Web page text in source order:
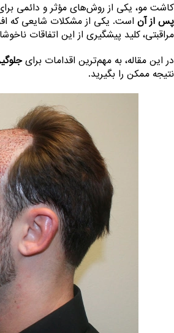
کاشت مو، یکی از روش‌های مؤثر و دائمی
پس از آن است. یکی از مشکلات شایعی که
مراقبتی، کلید پیشگیری از این اتفاقات
در این مقاله، به مهم‌ترین اقدامات برای
نتیجه ممکن را بگیرید.